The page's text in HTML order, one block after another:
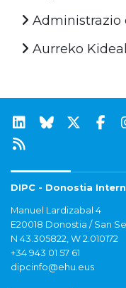
Administrazio
Aurreko
DIPC - Donostia
Manuel Lardizabal 4
E20018 Donostia / San
N 43.305822, W 2.010172
+34 943 01 57 61
dipcinfo@ehu.eus